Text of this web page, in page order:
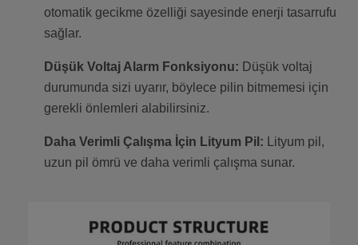
otomatik gecikme özelliği sayesinde enerji tasarrufu
sağlar.
Düşük Voltaj Alarm Fonksiyonu: Düşük voltaj
durumunda sizi uyarır, böylece pilin bitmemesi için
gerekli önlemleri alabilirsiniz.
Daha Verimli Çalışma İçin Lityum Pil: Lityum pil,
uzun pil ömrü ve daha verimli çalışma sunar.